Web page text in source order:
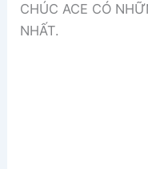
CHÚC ACE CÓ
NHẤT.